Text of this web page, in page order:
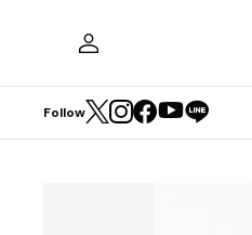
Follow